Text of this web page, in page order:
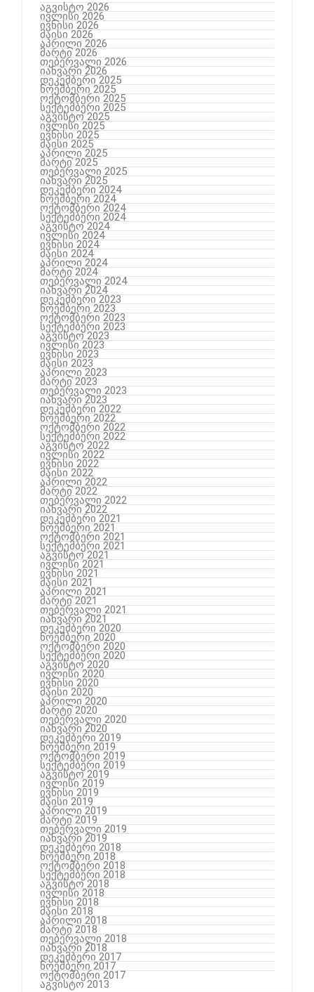
აგვისტო 2026
ივლისი 2026
ივნისი 2026
მაისი 2026
აპრილი 2026
მარტი 2026
თებერვალი 2026
იანვარი 2026
დეკემბერი 2025
ნოემბერი 2025
ოქტომბერი 2025
სექტემბერი 2025
აგვისტო 2025
ივლისი 2025
ივნისი 2025
მაისი 2025
აპრილი 2025
მარტი 2025
თებერვალი 2025
იანვარი 2025
დეკემბერი 2024
ნოემბერი 2024
ოქტომბერი 2024
სექტემბერი 2024
აგვისტო 2024
ივლისი 2024
ივნისი 2024
მაისი 2024
აპრილი 2024
მარტი 2024
თებერვალი 2024
იანვარი 2024
დეკემბერი 2023
ნოემბერი 2023
ოქტომბერი 2023
სექტემბერი 2023
აგვისტო 2023
ივლისი 2023
ივნისი 2023
მაისი 2023
აპრილი 2023
მარტი 2023
თებერვალი 2023
იანვარი 2023
დეკემბერი 2022
ნოემბერი 2022
ოქტომბერი 2022
სექტემბერი 2022
აგვისტო 2022
ივლისი 2022
ივნისი 2022
მაისი 2022
აპრილი 2022
მარტი 2022
თებერვალი 2022
იანვარი 2022
დეკემბერი 2021
ნოემბერი 2021
ოქტომბერი 2021
სექტემბერი 2021
აგვისტო 2021
ივლისი 2021
ივნისი 2021
მაისი 2021
აპრილი 2021
მარტი 2021
თებერვალი 2021
იანვარი 2021
დეკემბერი 2020
ნოემბერი 2020
ოქტომბერი 2020
სექტემბერი 2020
აგვისტო 2020
ივლისი 2020
ივნისი 2020
მაისი 2020
აპრილი 2020
მარტი 2020
თებერვალი 2020
იანვარი 2020
დეკემბერი 2019
ნოემბერი 2019
ოქტომბერი 2019
სექტემბერი 2019
აგვისტო 2019
ივლისი 2019
ივნისი 2019
მაისი 2019
აპრილი 2019
მარტი 2019
თებერვალი 2019
იანვარი 2019
დეკემბერი 2018
ნოემბერი 2018
ოქტომბერი 2018
სექტემბერი 2018
აგვისტო 2018
ივლისი 2018
ივნისი 2018
მაისი 2018
აპრილი 2018
მარტი 2018
თებერვალი 2018
იანვარი 2018
დეკემბერი 2017
ნოემბერი 2017
ოქტომბერი 2017
აგვისტო 2013